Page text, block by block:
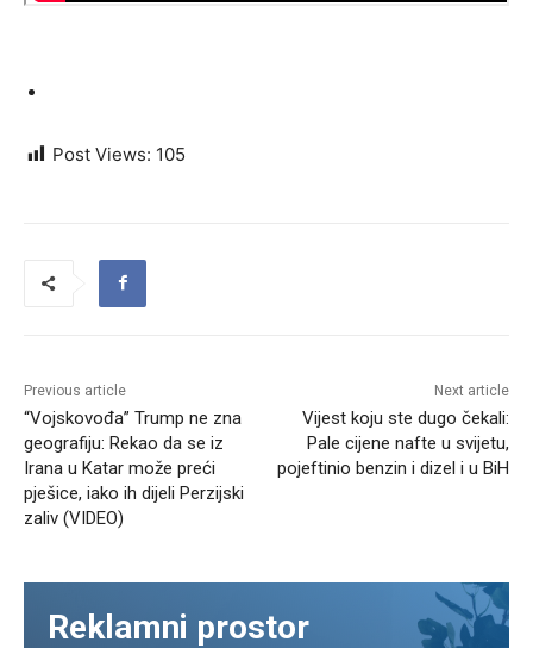
Post Views: 105
Previous article
“Vojskovođa” Trump ne zna
geografiju: Rekao da se iz
Irana u Katar može preći
pješice, iako ih dijeli Perzijski
zaliv (VIDEO)
Next article
Vijest koju ste dugo čekali:
Pale cijene nafte u svijetu,
pojeftinio benzin i dizel i u BiH
Reklamni prostor